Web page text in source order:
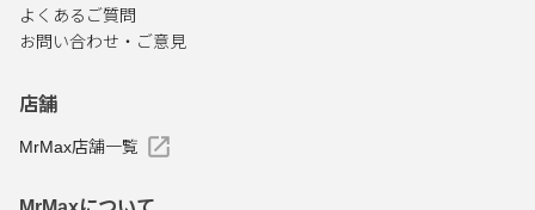
よくあるご質問
お問い合わせ・ご意見
店舗
MrMax店舗一覧